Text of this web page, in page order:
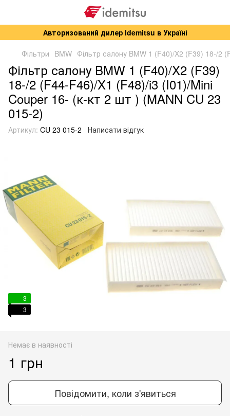
Авторизований дилер Idemitsu в Україні
Фільтри BMW Фільтр салону BMW 1 (F40)/X2 (F39) 18-/2
Фільтр салону BMW 1 (F40)/X2 (F39)
18-/2 (F44-F46)/X1 (F48)/i3 (I01)/Mini
Couper 16- (к-кт 2 шт ) (MANN CU 23
015-2)
Артикул: CU 23 015-2 Написати відгук
3
3
Немає в наявності
1 грн
Повідомити, коли з'явиться